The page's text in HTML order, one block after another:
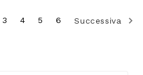
3 4 5 6 Successiva